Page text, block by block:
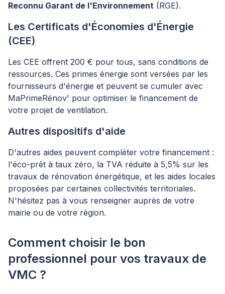
Reconnu Garant de l'Environnement (RGE).
Les Certificats d'Économies d'Énergie
(CEE)
Les CEE offrent 200 € pour tous, sans conditions de
ressources. Ces primes énergie sont versées par les
fournisseurs d'énergie et peuvent se cumuler avec
MaPrimeRénov' pour optimiser le financement de
votre projet de ventilation.
Autres dispositifs d'aide
D'autres aides peuvent compléter votre financement :
l'éco-prêt à taux zéro, la TVA réduite à 5,5% sur les
travaux de rénovation énergétique, et les aides locales
proposées par certaines collectivités territoriales.
N'hésitez pas à vous renseigner auprès de votre
mairie ou de votre région.
Comment choisir le bon
professionnel pour vos travaux de
VMC ?